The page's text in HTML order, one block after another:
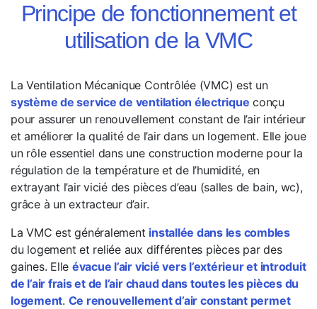
Principe de fonctionnement et
utilisation de la VMC
La Ventilation Mécanique Contrôlée (VMC) est un
système de service de ventilation électrique conçu
pour assurer un renouvellement constant de l’air intérieur
et améliorer la qualité de l’air dans un logement. Elle joue
un rôle essentiel dans une construction moderne pour la
régulation de la température et de l’humidité, en
extrayant l’air vicié des pièces d’eau (salles de bain, wc),
grâce à un extracteur d’air.
La VMC est généralement installée dans les combles
du logement et reliée aux différentes pièces par des
gaines. Elle évacue l’air vicié vers l’extérieur et introduit
de l’air frais et de l’air chaud dans toutes les pièces du
logement. Ce renouvellement d’air constant permet